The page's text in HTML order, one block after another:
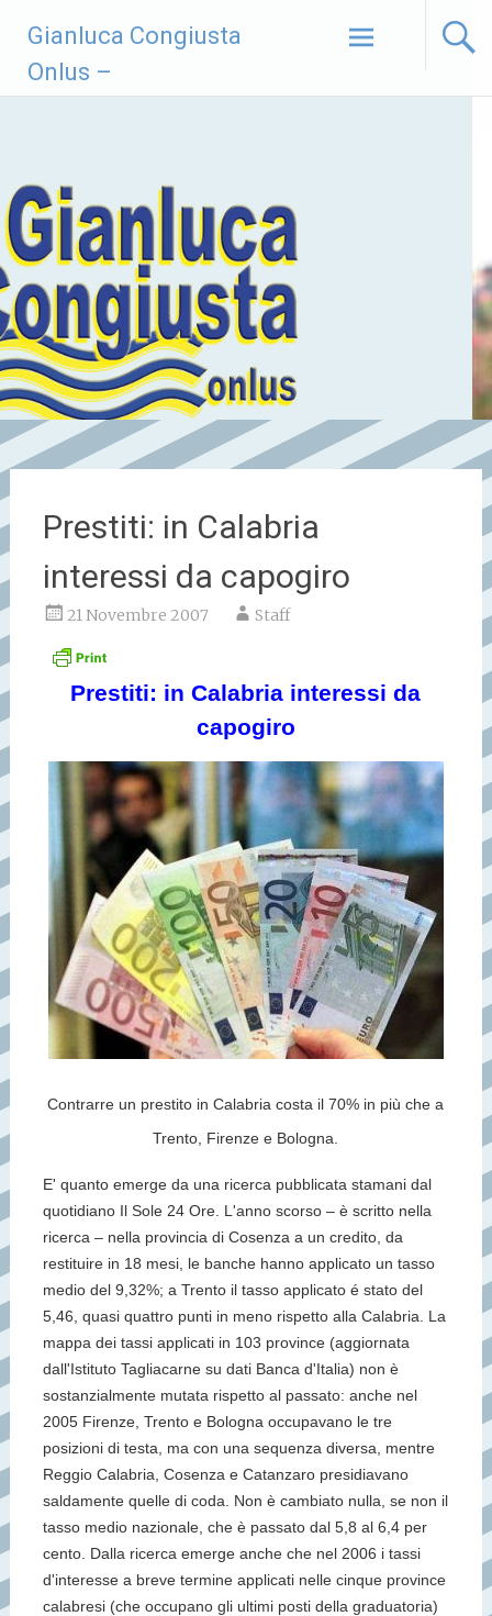
contenuto
Gianluca Congiusta
Onlus –
Prestiti: in Calabria
interessi da capogiro
21 Novembre 2007 Staff
Prestiti: in Calabria interessi da
capogiro
Contrarre un prestito in Calabria costa il 70% in più che a
Trento, Firenze e Bologna.
E' quanto emerge da una ricerca pubblicata stamani dal
quotidiano Il Sole 24 Ore. L'anno scorso – è scritto nella
ricerca – nella provincia di Cosenza a un credito, da
restituire in 18 mesi, le banche hanno applicato un tasso
medio del 9,32%; a Trento il tasso applicato é stato del
5,46, quasi quattro punti in meno rispetto alla Calabria. La
mappa dei tassi applicati in 103 province (aggiornata
dall'Istituto Tagliacarne su dati Banca d'Italia) non è
sostanzialmente mutata rispetto al passato: anche nel
2005 Firenze, Trento e Bologna occupavano le tre
posizioni di testa, ma con una sequenza diversa, mentre
Reggio Calabria, Cosenza e Catanzaro presidiavano
saldamente quelle di coda. Non è cambiato nulla, se non il
tasso medio nazionale, che è passato dal 5,8 al 6,4 per
cento. Dalla ricerca emerge anche che nel 2006 i tassi
d'interesse a breve termine applicati nelle cinque province
calabresi (che occupano gli ultimi posti della graduatoria)